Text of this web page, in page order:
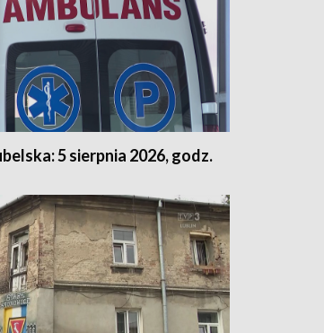
5 sierpnia 2026, godz.